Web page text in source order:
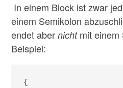
In einem Block ist zwar
einem Semikolon
endet abernichtmit einem
Beispiel:
{